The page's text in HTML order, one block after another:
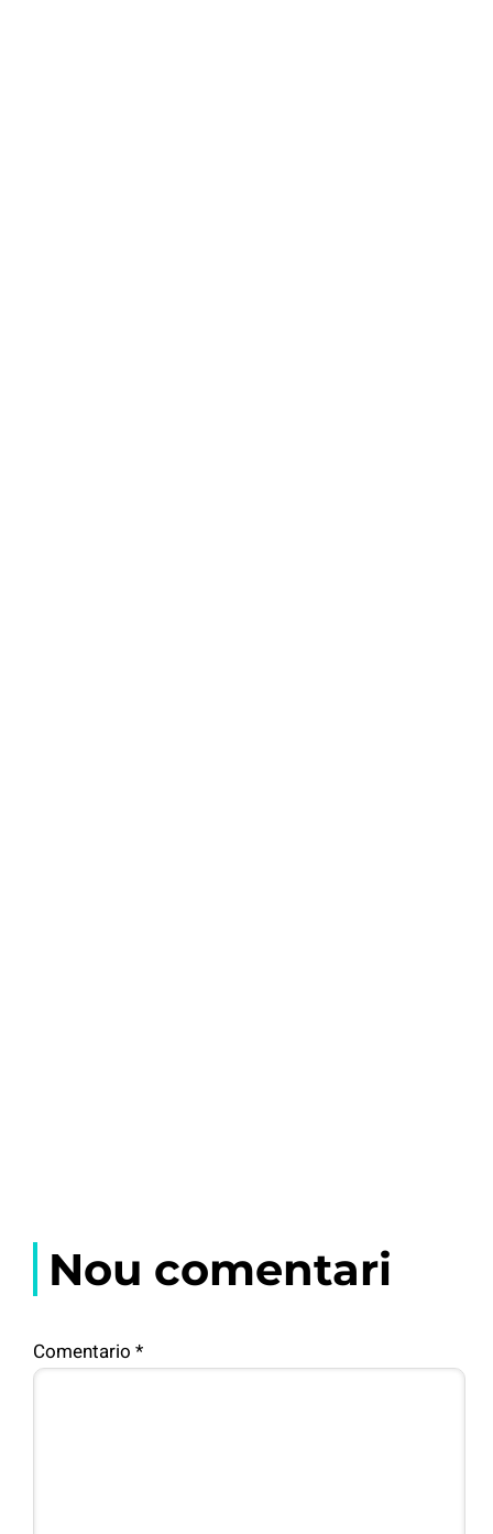
Nou comentari
Comentario *